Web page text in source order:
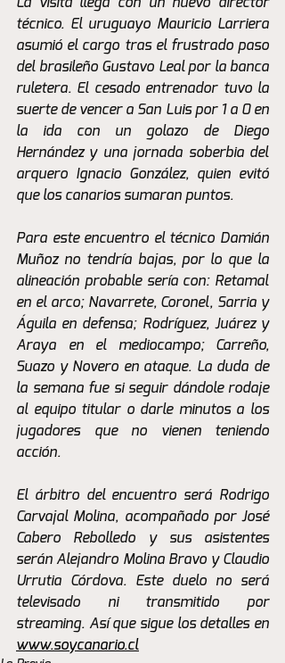
técnico. El uruguayo Mauricio Larriera
asumió el cargo tras el frustrado paso
del brasileño Gustavo Leal por la banca
ruletera. El cesado entrenador tuvo la
suerte de vencer a San Luis por 1 a 0 en
la ida con un golazo de Diego
Hernández y una jornada soberbia del
arquero Ignacio González, quien evitó
que los canarios sumaran puntos.
Para este encuentro el técnico Damián
Muñoz no tendría bajas, por lo que la
alineación probable sería con: Retamal
en el arco; Navarrete, Coronel, Sarria y
Águila en defensa; Rodríguez, Juárez y
Araya en el mediocampo; Carreño,
Suazo y Novero en ataque. La duda de
la semana fue si seguir dándole rodaje
al equipo titular o darle minutos a los
jugadores que no vienen teniendo
acción.
El árbitro del encuentro será Rodrigo
Carvajal Molina, acompañado por José
Cabero Rebolledo y sus asistentes
serán Alejandro Molina Bravo y Claudio
Urrutia Córdova. Este duelo no será
televisado ni transmitido por
www.soycanario.cl